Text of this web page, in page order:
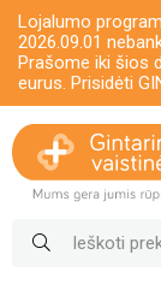
Lojalumo
2026.09.01
Prašome iki šios
eurus. Prisidėti